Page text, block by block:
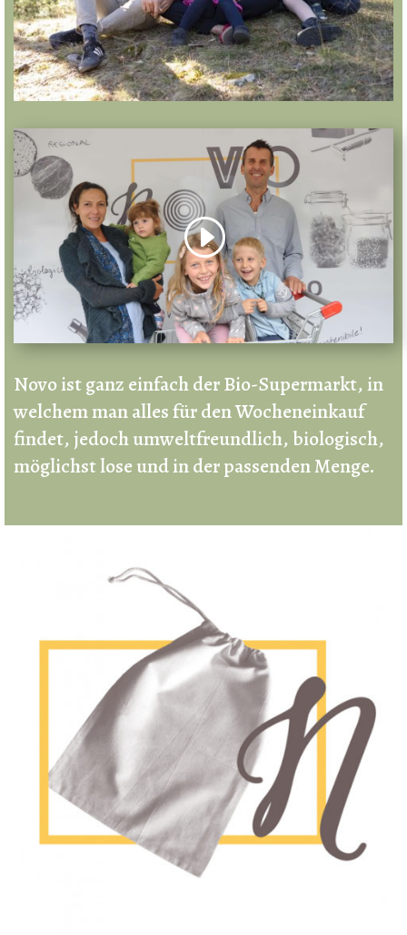
Novo ist ganz einfach der Bio-Supermarkt, in
welchem man alles für den Wocheneinkauf
findet, jedoch umweltfreundlich, biologisch,
möglichst lose und in der passenden Menge.